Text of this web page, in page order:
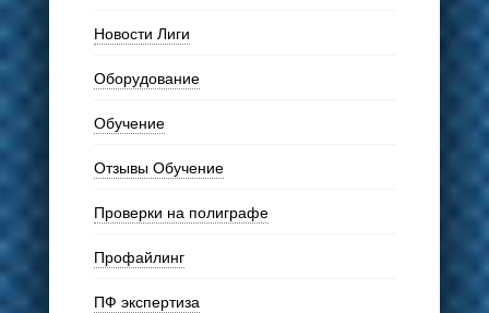
Новости Лиги
Оборудование
Обучение
Отзывы Обучение
Проверки на полиграфе
Профайлинг
ПФ экспертиза